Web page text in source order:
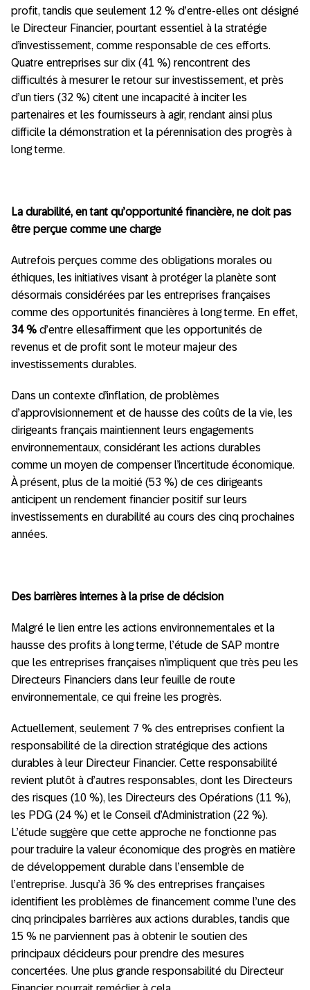
profit, tandis que seulement 12 % d’entre-elles ont désigné
le Directeur Financier, pourtant essentiel à la stratégie
d’investissement, comme responsable de ces efforts.
Quatre entreprises sur dix (41 %) rencontrent des
difficultés à mesurer le retour sur investissement, et près
d’un tiers (32 %) citent une incapacité à inciter les
partenaires et les fournisseurs à agir, rendant ainsi plus
difficile la démonstration et la pérennisation des progrès à
long terme.
La durabilité, en tant qu’opportunité financière, ne doit pas
être perçue comme une charge
Autrefois perçues comme des obligations morales ou
éthiques, les initiatives visant à protéger la planète sont
désormais considérées par les entreprises françaises
comme des opportunités financières à long terme. En effet,
34 % d’entre ellesaffirment que les opportunités de
revenus et de profit sont le moteur majeur des
investissements durables.
Dans un contexte d’inflation, de problèmes
d’approvisionnement et de hausse des coûts de la vie, les
dirigeants français maintiennent leurs engagements
environnementaux, considérant les actions durables
comme un moyen de compenser l’incertitude économique.
À présent, plus de la moitié (53 %) de ces dirigeants
anticipent un rendement financier positif sur leurs
investissements en durabilité au cours des cinq prochaines
années.
Des barrières internes à la prise de décision
Malgré le lien entre les actions environnementales et la
hausse des profits à long terme, l’étude de SAP montre
que les entreprises françaises n’impliquent que très peu les
Directeurs Financiers dans leur feuille de route
environnementale, ce qui freine les progrès.
Actuellement, seulement 7 % des entreprises confient la
responsabilité de la direction stratégique des actions
durables à leur Directeur Financier. Cette responsabilité
revient plutôt à d’autres responsables, dont les Directeurs
des risques (10 %), les Directeurs des Opérations (11 %),
les PDG (24 %) et le Conseil d’Administration (22 %).
L’étude suggère que cette approche ne fonctionne pas
pour traduire la valeur économique des progrès en matière
de développement durable dans l’ensemble de
l’entreprise. Jusqu’à 36 % des entreprises françaises
identifient les problèmes de financement comme l’une des
cinq principales barrières aux actions durables, tandis que
15 % ne parviennent pas à obtenir le soutien des
principaux décideurs pour prendre des mesures
concertées. Une plus grande responsabilité du Directeur